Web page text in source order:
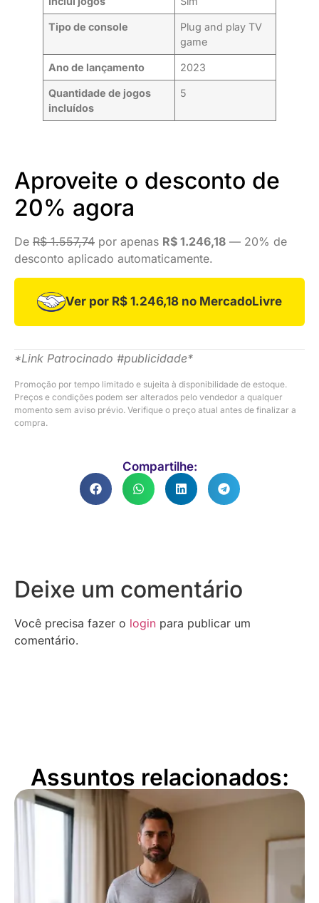
Tipo de console
Plug and play TV
game
Ano de lançamento 2023
Quantidade de jogos
incluídos
5
Aproveite o desconto de
20% agora
De R$ 1.557,74 por apenas R$ 1.246,18 — 20% de
desconto aplicado automaticamente.
Ver por R$ 1.246,18 no MercadoLivre
*Link Patrocinado #publicidade*
Promoção por tempo limitado e sujeita à disponibilidade de estoque.
Preços e condições podem ser alterados pelo vendedor a qualquer
momento sem aviso prévio. Verifique o preço atual antes de finalizar a
compra.
Compartilhe:
Deixe um comentário
Você precisa fazer o login para publicar um
comentário.
Assuntos relacionados: